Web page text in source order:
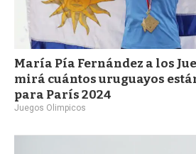
María Pía Fernández a los
mirá cuántos uruguayos
para París 2024
Juegos Olimpicos